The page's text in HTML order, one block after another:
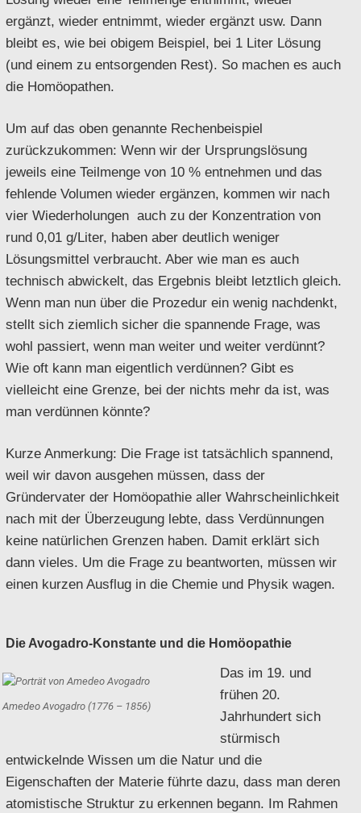
ergänzt, wieder entnimmt, wieder ergänzt usw. Dann
bleibt es, wie bei obigem Beispiel, bei 1 Liter Lösung
(und einem zu entsorgenden Rest). So machen es auch
die Homöopathen.
Um auf das oben genannte Rechenbeispiel
zurückzukommen: Wenn wir der Ursprungslösung
jeweils eine Teilmenge von 10 % entnehmen und das
fehlende Volumen wieder ergänzen, kommen wir nach
vier Wiederholungen auch zu der Konzentration von
rund 0,01 g/Liter, haben aber deutlich weniger
Lösungsmittel verbraucht. Aber wie man es auch
technisch abwickelt, das Ergebnis bleibt letztlich gleich.
Wenn man nun über die Prozedur ein wenig nachdenkt,
stellt sich ziemlich sicher die spannende Frage, was
wohl passiert, wenn man weiter und weiter verdünnt?
Wie oft kann man eigentlich verdünnen? Gibt es
vielleicht eine Grenze, bei der nichts mehr da ist, was
man verdünnen könnte?
Kurze Anmerkung: Die Frage ist tatsächlich spannend,
weil wir davon ausgehen müssen, dass der
Gründervater der Homöopathie aller Wahrscheinlichkeit
nach mit der Überzeugung lebte, dass Verdünnungen
keine natürlichen Grenzen haben. Damit erklärt sich
dann vieles. Um die Frage zu beantworten, müssen wir
einen kurzen Ausflug in die Chemie und Physik wagen.
Die Avogadro-Konstante und die Homöopathie
Amedeo Avogadro (1776 – 1856)
Das im 19. und
frühen 20.
Jahrhundert sich
stürmisch
entwickelnde Wissen um die Natur und die
Eigenschaften der Materie führte dazu, dass man deren
atomistische Struktur zu erkennen begann. Im Rahmen